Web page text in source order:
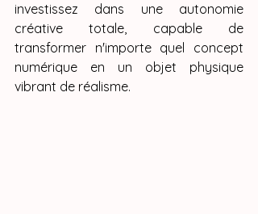
investissez dans une autonomie
créative totale, capable de
transformer n'importe quel concept
numérique en un objet physique
vibrant de réalisme.